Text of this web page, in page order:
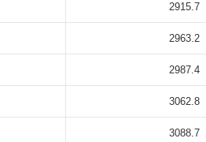
2915.7
2963.2
2987.4
3062.8
3088.7